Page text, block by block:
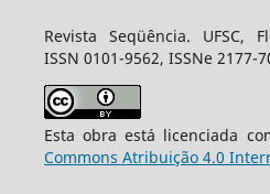
Revista Seqüência. UFSC,
ISSN 0101-9562, ISSNe 2177-
Esta obra está licenciada
Commons Atribuição 4.0